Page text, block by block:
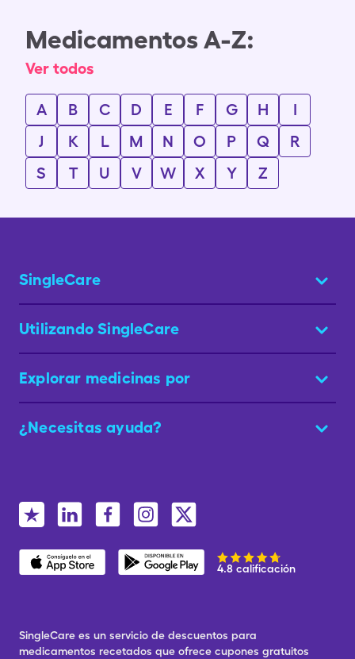
Medicamentos A-Z:
Ver todos
A B C D E F G H
I
J
K L M N O P Q
R
S
T U V W X Y Z
SingleCare
Utilizando SingleCare
Explorar medicinas por
¿Necesitas ayuda?
4.8 calificación
SingleCare es un servicio de descuentos para
medicamentos recetados que ofrece cupones gratuitos